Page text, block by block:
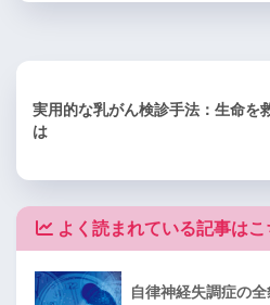
実用的な乳がん検診手法：生命を
は
よく読まれている記事はこ
自律神経失調症の